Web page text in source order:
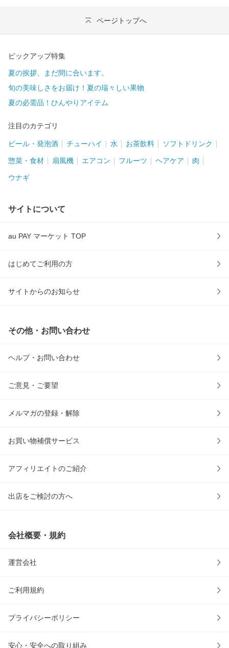
ページトップへ
ピックアップ特集
夏の挨拶、まだ間に合います。
旬の美味しさをお届け！夏の瑞々しい果物
夏の必需品！ひんやりアイテム
注目のカテゴリ
ビール・発泡酒 チューハイ 水 お茶飲料 ソフトドリンク
惣菜・食材 扇風機 エアコン フルーツ ヘアケア 肉
ウナギ
サイトについて
au PAY マーケット TOP
はじめてご利用の方
サイトからのお知らせ
その他・お問い合わせ
ヘルプ・お問い合わせ
ご意見・ご要望
メルマガの登録・解除
お買い物補償サービス
アフィリエイトのご紹介
出店をご検討の方へ
会社概要・規約
運営会社
ご利用規約
プライバシーポリシー
安心・安全への取り組み